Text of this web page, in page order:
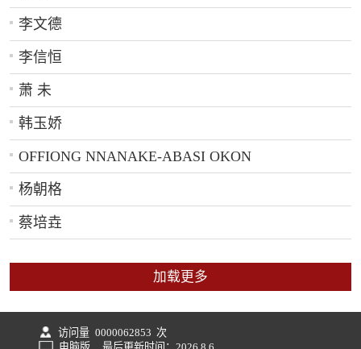
李文德
李信恒
萧 未
韩玉娇
OFFIONG NNANAKE-ABASI OKON
杨朝格
蔡培垚
加载更多
访问量 0000062853 次